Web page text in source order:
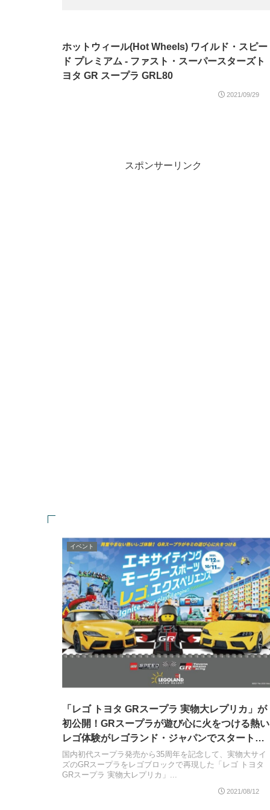
ホットウィール(Hot Wheels) ワイルド・スピー
ド プレミアム - ファスト・スーパースターズト
ヨタ GR スープラ GRL80
2021/09/29
スポンサーリンク
イベント
「レゴ トヨタ GRスープラ 実物大レプリカ」が
初公開！GRスープラが遊び心に火をつける熱い
レゴ体験がレゴランド・ジャパンでスタート
2021年8月12日～10月11日
国内初代スープラ発売から35周年を記念して、実物大サイ
ズのGRスープラをレゴブロックで再現した「レゴ トヨタ
GRスープラ 実物大レプリカ」...
2021/08/12